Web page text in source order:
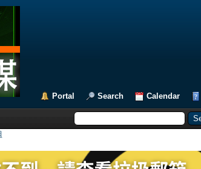
Portal Search Calendar